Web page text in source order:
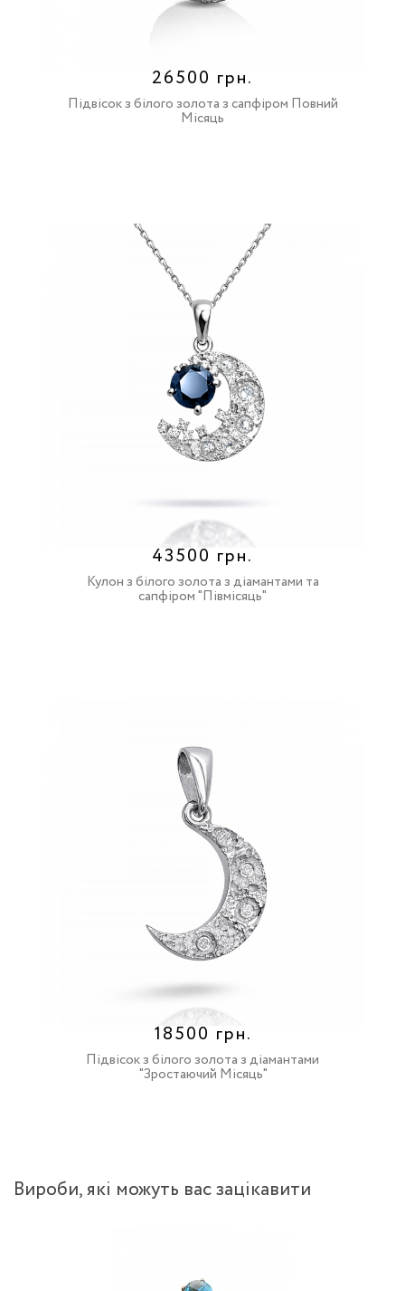
26500 грн.
Підвісок з білого золота з сапфіром Повний
Місяць
43500 грн.
Кулон з білого золота з діамантами та
сапфіром "Півмісяць"
18500 грн.
Підвісок з білого золота з діамантами
"Зростаючий Місяць"
Вироби, якi можуть вас зацiкавити